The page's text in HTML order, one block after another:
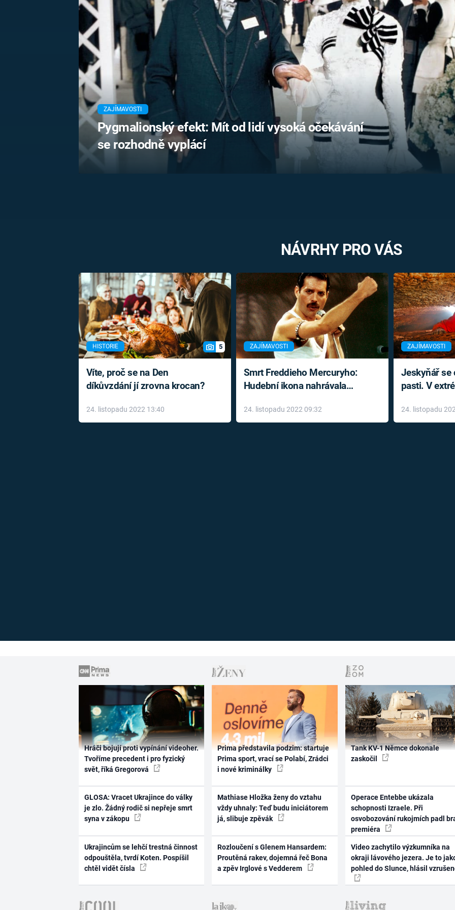
PRVNÍ SVĚTOVÁ
MARIE TEREZIE
NAPOLEON
BONAPARTE
KRÁLOVSKÁ
RODINA
UFO A
MIMOZEMŠŤANÉ
UTAJENÉ PŘÍBĚHY
ČESKÝCH DĚJIN
ALTERNATIVNÍ
HISTORIE
FILMY
REALITA
HORORY
REALITA
OPTICKÉ
KLAMY
ZAJÍMAVOSTI
Pygmalionský efekt: Mít od lidí vysoká očekávání
se rozhodně vyplácí
NÁVRHY PRO VÁS
HISTORIE 5
Víte, proč se na Den
díkůvzdání jí zrovna krocan?
24. listopadu 2022 13:40
ZAJÍMAVOSTI
Smrt Freddieho Mercuryho:
Hudební ikona nahrávala
léky
24. listopadu 2022 09:32
ZAJÍMAVOSTI
Jeskyňář se
pasti. V
24. listopadu
Hráči bojují proti vypínání videoher.
Tvoříme precedent i pro fyzický
svět, říká Gregorová
GLOSA: Vracet Ukrajince do války
je zlo. Žádný rodič si nepřeje smrt
syna v zákopu
Ukrajincům se lehčí trestná činnost
odpouštěla, tvrdí Koten. Pospíšil
chtěl vidět čísla
Prima představila podzim: startuje
Prima sport, vrací se Polabí, Zrádci
i nové kriminálky
Mathiase Hložka ženy do vztahu
vždy uhnaly: Teď budu iniciátorem
já, slibuje zpěvák
Rozloučení s Glenem Hansardem:
Proutěná rakev, dojemná řeč Bona
a zpěv Irglové s Vedderem
Tank KV-1 Němce dokonale
zaskočil
Operace Entebbe ukázala
schopnosti Izraele. Při
osvobozování rukojmích padl
premiéra
Video zachytilo výzkumníka na
okraji lávového jezera. Je to
pohled do Slunce, hlásil